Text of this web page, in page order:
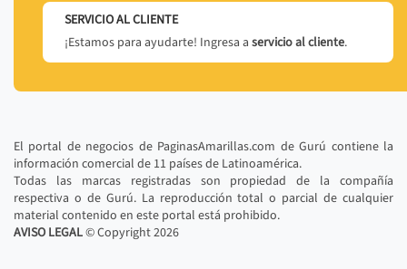
SERVICIO AL CLIENTE
¡Estamos para ayudarte! Ingresa a servicio al cliente.
El portal de negocios de PaginasAmarillas.com de Gurú contiene la
información comercial de 11 países de Latinoamérica.
Todas las marcas registradas son propiedad de la compañía
respectiva o de Gurú. La reproducción total o parcial de cualquier
material contenido en este portal está prohibido.
AVISO LEGAL© Copyright2026